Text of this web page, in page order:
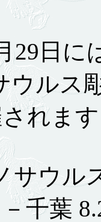
日に
ウルス
れま
サウル
千葉